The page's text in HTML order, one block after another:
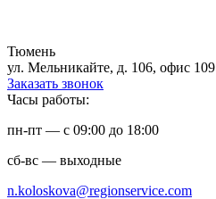
Тюмень
ул. Мельникайте, д. 106, офис 109
Заказать звонок
Часы работы:
пн-пт — с 09:00 до 18:00
сб-вс — выходные
n.koloskova@regionservice.com